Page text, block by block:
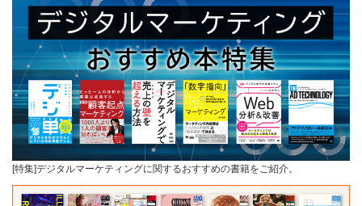
[特集]デジタルマーケティングに関するおすすめの書籍をご紹介。